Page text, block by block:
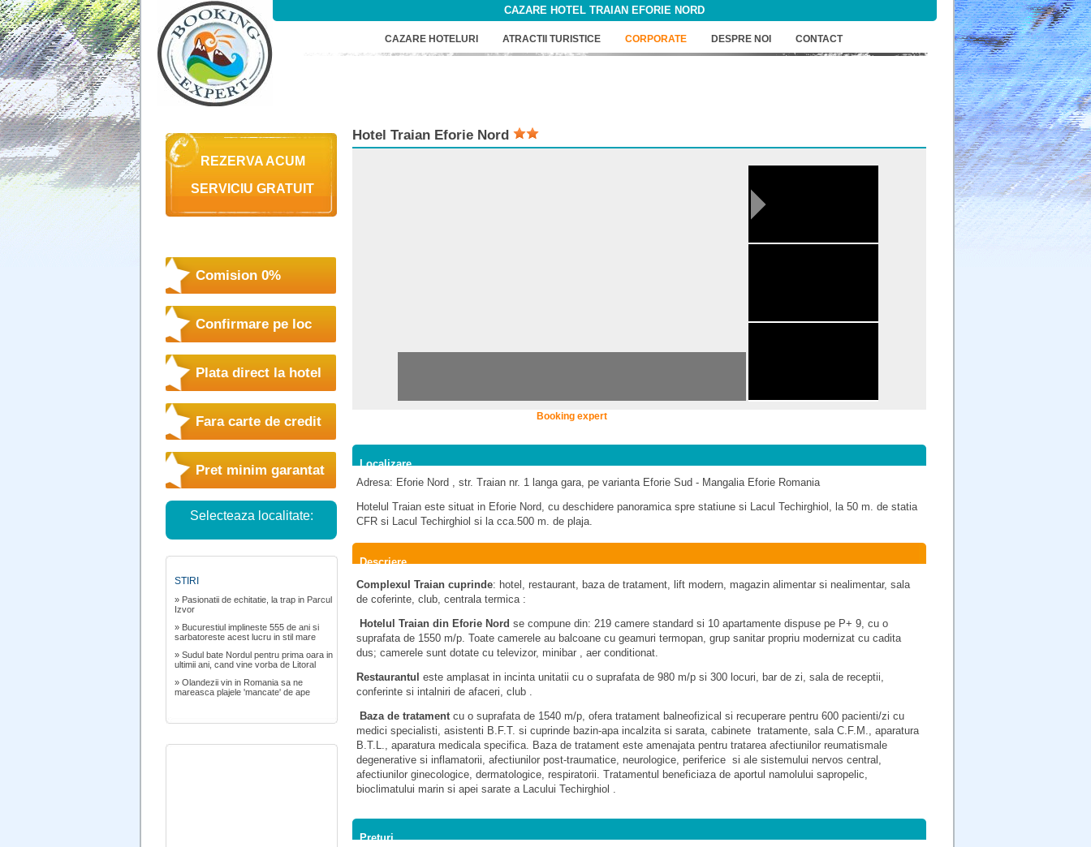
CAZARE HOTEL TRAIAN EFORIE NORD
CAZARE HOTELURI ATRACTII TURISTICE CORPORATE DESPRE NOI CONTACT
REZERVA ACUM
SERVICIU GRATUIT
Comision 0%
Confirmare pe loc
Plata direct la hotel
Fara carte de credit
Pret minim garantat
Selecteaza localitate:
STIRI
» Pasionatii de echitatie, la trap in Parcul
Izvor
» Bucurestiul implineste 555 de ani si
sarbatoreste acest lucru in stil mare
» Sudul bate Nordul pentru prima oara in
ultimii ani, cand vine vorba de Litoral
» Olandezii vin in Romania sa ne
mareasca plajele 'mancate' de ape
Hotel Traian Eforie Nord
Booking expert
Localizare
Adresa: Eforie Nord , str. Traian nr. 1 langa gara, pe varianta Eforie Sud - Mangalia Eforie Romania
Hotelul Traian este situat in Eforie Nord, cu deschidere panoramica spre statiune si Lacul Techirghiol, la 50 m. de statia
CFR si Lacul Techirghiol si la cca.500 m. de plaja.
Descriere
Complexul Traian cuprinde: hotel, restaurant, baza de tratament, lift modern, magazin alimentar si nealimentar, sala
de coferinte, club, centrala termica :
Hotelul Traian din Eforie Nord se compune din: 219 camere standard si 10 apartamente dispuse pe P+ 9, cu o
suprafata de 1550 m/p. Toate camerele au balcoane cu geamuri termopan, grup sanitar propriu modernizat cu cadita
dus; camerele sunt dotate cu televizor, minibar , aer conditionat.
Restaurantul este amplasat in incinta unitatii cu o suprafata de 980 m/p si 300 locuri, bar de zi, sala de receptii,
conferinte si intalniri de afaceri, club .
Baza de tratamentcu o suprafata de 1540 m/p, ofera tratament balneofizical si recuperare pentru 600 pacienti/zi cu
medici specialisti, asistenti B.F.T. si cuprinde bazin-apa incalzita si sarata, cabinete tratamente, sala C.F.M., aparatura
B.T.L., aparatura medicala specifica. Baza de tratament este amenajata pentru tratarea afectiunilor reumatismale
degenerative si inflamatorii, afectiunilor post-traumatice, neurologice, periferice si ale sistemului nervos central,
afectiunilor ginecologice, dermatologice, respiratorii. Tratamentul beneficiaza de aportul namolului sapropelic,
bioclimatului marin si apei sarate a Lacului Techirghiol .
Preturi